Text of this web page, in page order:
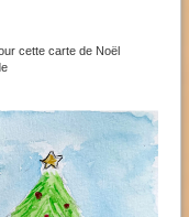
cette carte de Noël